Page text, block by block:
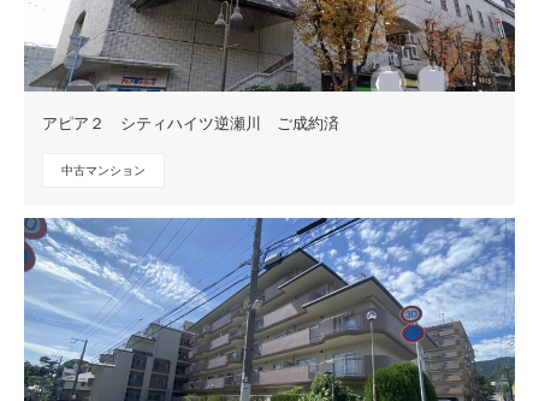
アピア２ シティハイツ逆瀬川 ご成約済
中古マンション